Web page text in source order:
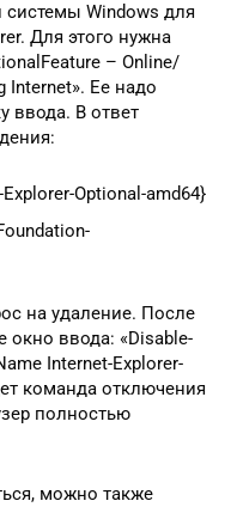
Windows для
Для этого нужна
– Online/
Internet». Ее надо
ввода. В ответ
Optional-amd64}
на удаление. После
окно ввода: «Disable-
Internet-Explorer-
команда отключения
полностью
можно также